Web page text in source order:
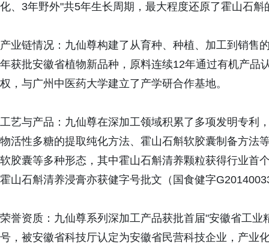
化、3年野外"共5年生长周期，最大程度还原了霍山石斛
产业链情况：九仙尊构建了从育种、种植、加工到销售
年获批安徽省植物新品种，原料连续12年通过有机产品
权，与广州中医药大学建立了产学研合作基地。
工艺与产品：九仙尊在深加工领域积累了多项发明专利
物活性多糖的提取纯化方法、霍山石斛软胶囊制备方法
软胶囊等多种形态，其中霍山石斛清养颗粒获得行业首
霍山石斛清养浸膏亦获健字号批文（国食健字
荣誉资质：九仙尊系列深加工产品获批首届"安徽省工
号，被安徽省科技厅认定为安徽省民营科技企业，产业